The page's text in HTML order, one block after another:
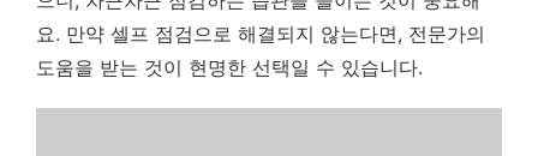
요. 만약 셀프 점검으로 해결되지 않는다면, 전문가의
도움을 받는 것이 현명한 선택일 수 있습니다.